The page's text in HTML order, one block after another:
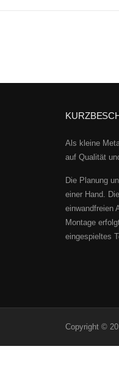
Als kleine
auf Qualität
Die Planung
einer Hand.
einwandfreien
Montage
eingespieltes
Copyright ©